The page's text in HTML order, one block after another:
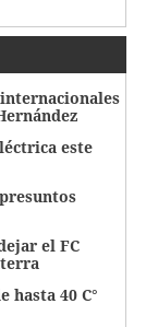
este
el FC
hasta 40 C°